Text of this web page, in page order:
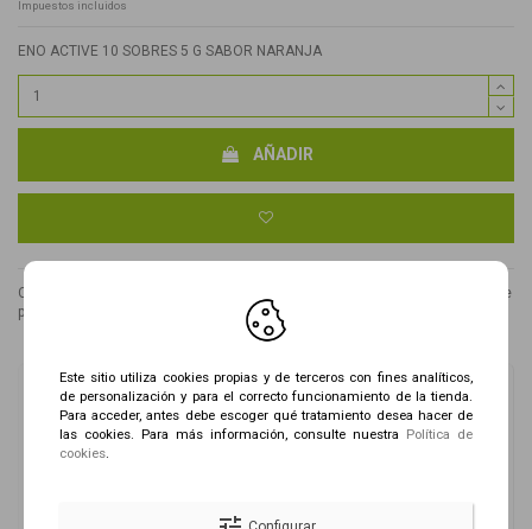
Impuestos incluidos
ENO ACTIVE 10 SOBRES 5 G SABOR NARANJA
AÑADIR
Compra este producto y obtén
que se
pueden convertir en un cupón descuento de
Envío gratis a partir de 79€ (sólo Península , Baleares y
Portugal)
Este sitio utiliza cookies propias y de terceros con fines analíticos,
de personalización y para el correcto funcionamiento de la tienda.
Para acceder, antes debe escoger qué tratamiento desea hacer de
las cookies. Para más información, consulte nuestra Política de
cookies
Configurar